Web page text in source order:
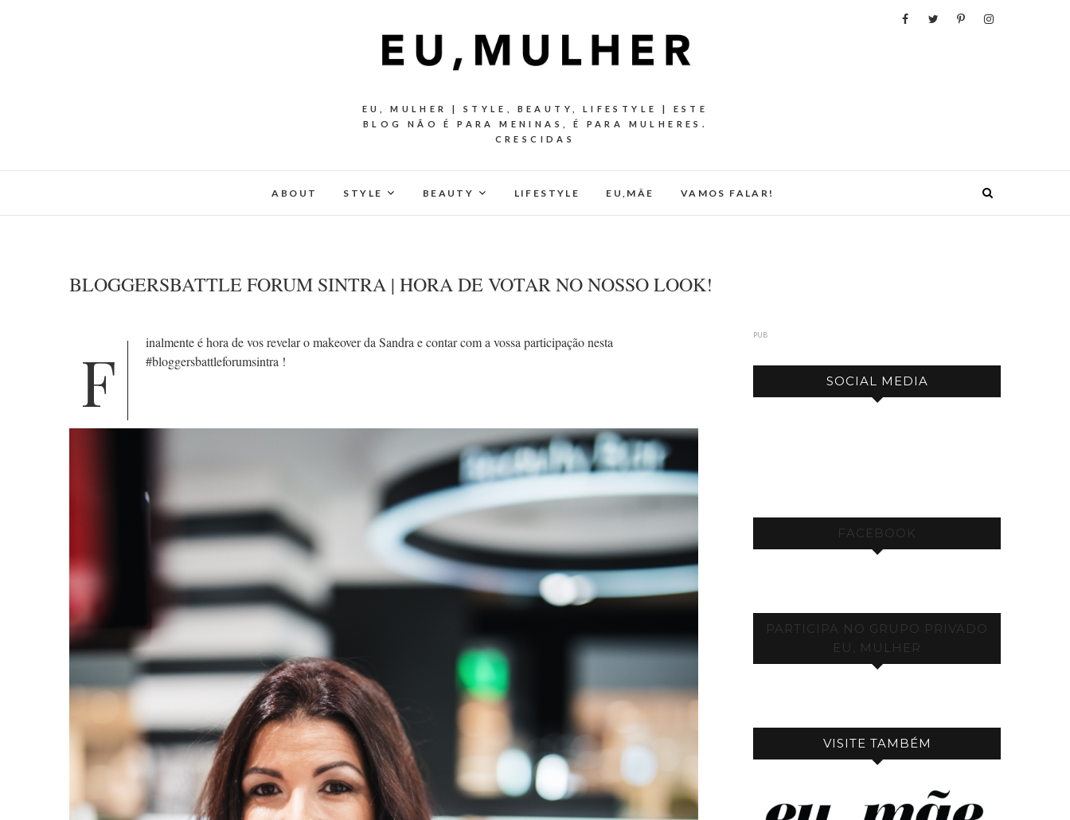
EU, MULHER | STYLE, BEAUTY, LIFESTYLE | ESTE
BLOG NÃO É PARA MENINAS, É PARA MULHERES.
CRESCIDAS
ABOUT STYLE BEAUTY LIFESTYLE EU,MÂE VAMOS FALAR!
BLOGGERSBATTLE FORUM SINTRA | HORA DE VOTAR NO NOSSO LOOK!
F
inalmente é hora de vos revelar o makeover da Sandra e contar com a vossa participação nesta
#bloggersbattleforumsintra !
PUB
SOCIAL MEDIA
FACEBOOK
PARTICIPA NO GRUPO PRIVADO
EU, MULHER
VISITE TAMBÉM